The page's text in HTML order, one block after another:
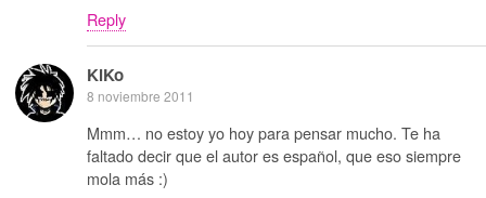
Reply
KiKo
8 noviembre 2011
Mmm… no estoy yo hoy para pensar mucho. Te ha
faltado decir que el autor es español, que eso siempre
mola más :)